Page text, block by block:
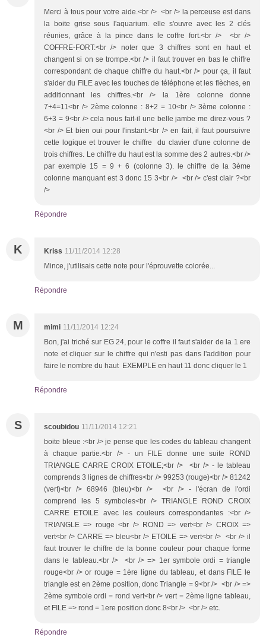
Merci à tous pour votre aide.<br /> <br /> la perceuse est dans
la boite grise sous l'aquarium. elle s'ouvre avec les 2 clés
réunies, grâce à la pince dans le coffre fort.<br /> <br />
COFFRE-FORT:<br /> noter que 3 chiffres sont en haut et
changent si on se trompe.<br /> il faut trouver en bas le chiffre
correspondant de chaque chiffre du haut.<br /> pour ça, il faut
s'aider du FILE avec les touches de téléphone et les flèches, en
additionnant les chiffres.<br /> la 1ère colonne donne
7+4=11<br /> 2ème colonne : 8+2 = 10<br /> 3ème colonne :
6+3 = 9<br /> cela nous fait-il une belle jambe me direz-vous ?
<br /> Et bien oui pour l'instant.<br /> en fait, il faut poursuivre
cette logique et trouver le chiffre du clavier d'une colonne de
trois chiffres. Le chiffre du haut est la somme des 2 autres.<br />
par exemple 15 = 9 + 6 (colonne 3). le chiffre de la 3ème
colonne manquant est 3 donc 15 3<br /> <br /> c'est clair ?<br
/>
Répondre
K Kriss 11/11/2014 12:28
Mince, j'utilisais cette note pour l'éprouvette colorée...
Répondre
M mimi 11/11/2014 12:24
Bon, j'ai triché sur EG 24, pour le coffre il faut s'aider de la 1 ere
note et cliquer sur le chiffre qui n'esti pas dans l'addition pour
faire le nombre du haut EXEMPLE en haut 11 donc cliquer le 1
Répondre
S scoubidou 11/11/2014 12:21
boite bleue :<br /> je pense que les codes du tableau changent
à chaque partie.<br /> - un FILE donne une suite ROND
TRIANGLE CARRE CROIX ETOILE;<br /> <br /> - le tableau
comprends 3 lignes de chiffres<br /> 99253 (rouge)<br /> 81242
(vert)<br /> 68946 (bleu)<br /> <br /> - l'écran de l'ordi
comprend les 5 symboles<br /> TRIANGLE ROND CROIX
CARRE ETOILE avec les couleurs correspondantes :<br />
TRIANGLE => rouge <br /> ROND => vert<br /> CROIX =>
vert<br /> CARRE => bleu<br /> ETOILE => vert<br /> <br /> il
faut trouver le chiffre de la bonne couleur pour chaque forme
dans le tableau.<br /> <br /> => 1er symbole ordi = triangle
rouge<br /> or rouge = 1ère ligne du tableau, et dans FILE le
triangle est en 2ème position, donc Triangle = 9<br /> <br /> =>
2ème symbole ordi = rond vert<br /> vert = 2ème ligne tableau,
et FILE => rond = 1ere position donc 8<br /> <br /> etc.
Répondre